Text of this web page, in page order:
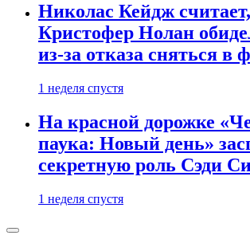
Николас Кейдж
Кристофер Нолан
из-за отказа сняться в
1 неделя спустя
На красной дорожке
паука: Новый день»
секретную роль Сэди
1 неделя спустя